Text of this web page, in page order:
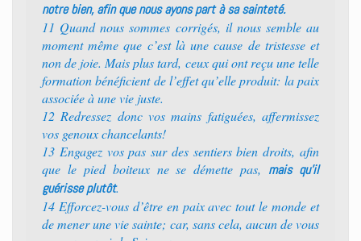
notre bien, afin que nous ayons part à sa sainteté.
11 Quand nous sommes corrigés, il nous semble au
moment même que c’est là une cause de tristesse et
non de joie. Mais plus tard, ceux qui ont reçu une telle
formation bénéficient de l’effet qu’elle produit: la paix
associée à une vie juste.
12 Redressez donc vos mains fatiguées, affermissez
vos genoux chancelants!
13 Engagez vos pas sur des sentiers bien droits, afin
que le pied boiteux ne se démette pas, mais qu’il
guérisse plutôt.
14 Efforcez-vous d’être en paix avec tout le monde et
de mener une vie sainte; car, sans cela, aucun de vous